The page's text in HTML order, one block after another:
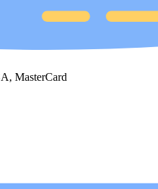
MasterCard